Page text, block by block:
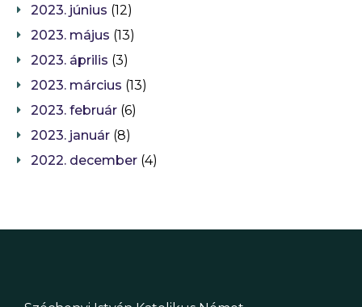
2023. június (12)
2023. május (13)
2023. április (3)
2023. március (13)
2023. február (6)
2023. január (8)
2022. december (4)